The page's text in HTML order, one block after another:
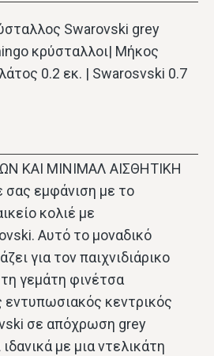
Swarovski grey
κρύσταλλοι| Mήκος
0.2 εκ. | Swarosvski 0.7
ΚΑΙ ΜΙΝΙΜΑΛ ΑΙΣΘΗΤΙΚΗ
εμφάνιση με το
κολιέ με
Αυτό το μοναδικό
για τον παιχνιδιάρικο
γεμάτη φινέτσα
εντυπωσιακός κεντρικός
σε απόχρωση grey
με μια ντελικάτη